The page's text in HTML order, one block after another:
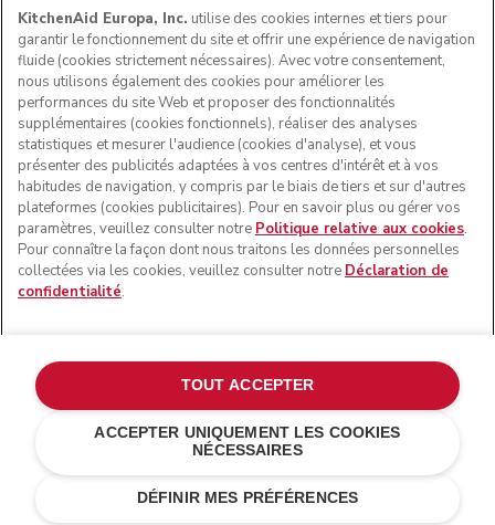
€ 447,00
Économies de
RECEVOIR UN-EMAIL QUAND IL
SERA DISPONIBLE
SUIVEZ-NOUS
forme du robot pâtissier multifonction sont des marques
commerciales aux États-Unis et ailleurs.
Gérer mes cookies
Politique de confidentialité
Politique en matière de cookies
Résolution des litiges en ligne
KitchenAid Europa, Inc. utilise des cookies internes et tiers pour
garantir le fonctionnement du site et offrir une expérience de navigation
fluide (cookies strictement nécessaires). Avec votre consentement,
nous utilisons également des cookies pour améliorer les
performances du site Web et proposer des fonctionnalités
supplémentaires (cookies fonctionnels), réaliser des analyses
statistiques et mesurer l'audience (cookies d'analyse), et vous
présenter des publicités adaptées à vos centres d'intérêt et à vos
habitudes de navigation, y compris par le biais de tiers et sur d'autres
plateformes (cookies publicitaires). Pour en savoir plus ou gérer vos
paramètres, veuillez consulter notre Politique relative aux cookies.
Pour connaître la façon dont nous traitons les données personnelles
collectées via les cookies, veuillez consulter notre Déclaration de
confidentialité.
DÉFINIR MES PRÉFÉRENCES
ACCEPTER UNIQUEMENT LES COOKIES
NÉCESSAIRES
TOUT ACCEPTER